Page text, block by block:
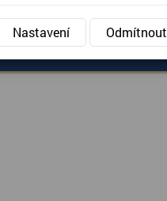
Nastavení Odmítnout